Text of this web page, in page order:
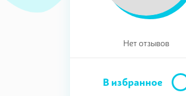
Нет отзывов
В избранное